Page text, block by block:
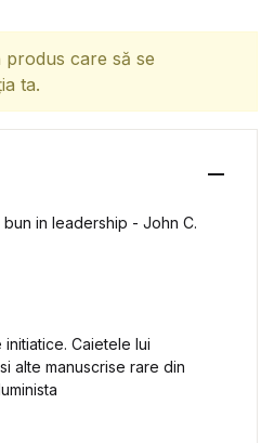
care să se
ta.
bun in leadership - John C.
initiatice. Caietele lui
alte manuscrise rare din